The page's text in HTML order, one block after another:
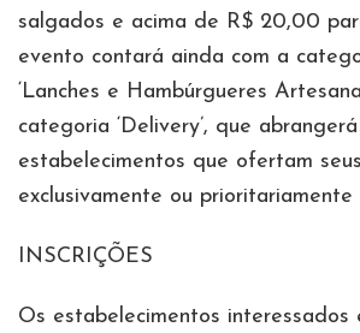
salgados e acima de R$ 20,00
evento contará ainda com a
‘Lanches e Hambúrgueres
categoria ‘Delivery’, que abrangerá
estabelecimentos que ofertam
exclusivamente ou
INSCRIÇÕES
Os estabelecimentos interessados